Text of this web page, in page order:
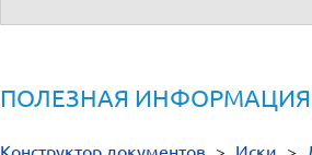
ПОЛЕЗНАЯ ИНФОРМАЦИЯ